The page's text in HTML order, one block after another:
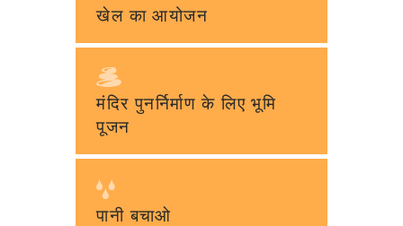
खेल का आयोजन
मंदिर पुनर्निर्माण के लिए भूमि
पूजन
पानी बचाओ